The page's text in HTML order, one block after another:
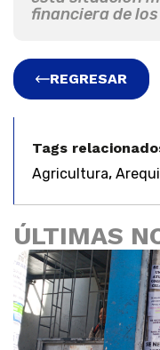
financiera de
REGRESAR
Tags
Agricultura,
ÚLTIMAS